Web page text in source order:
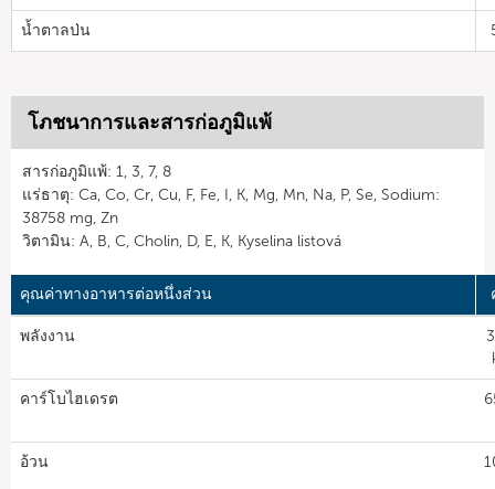
น้ำตาลป่น
โภชนาการและสารก่อภูมิแพ้
สารก่อภูมิแพ้: 1, 3, 7, 8
แร่ธาตุ: Ca, Co, Cr, Cu, F, Fe, I, K, Mg, Mn, Na, P, Se, Sodium:
38758 mg, Zn
วิตามิน: A, B, C, Cholin, D, E, K, Kyselina listová
คุณค่าทางอาหารต่อหนึ่งส่วน
พลังงาน
คาร์โบไฮเดรต
อ้วน